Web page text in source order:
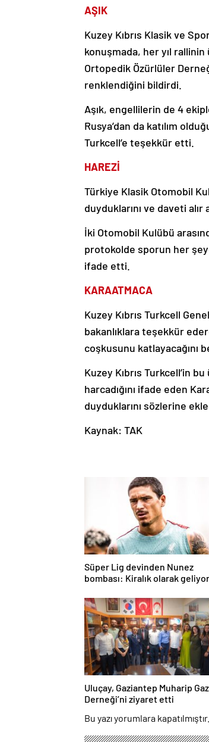
AŞIK
Kuzey Kıbrıs Klasik ve
konuşmada, her yıl
Ortopedik Özürlüler
renklendiğini bildirdi.
Aşık, engellilerin de 4
Rusya’dan da katılım
Turkcell’e teşekkür etti.
HAREZİ
Türkiye Klasik Otomobil
duyduklarını ve daveti
İki Otomobil Kulübü
protokolde sporun her
ifade etti.
KARAATMACA
Kuzey Kıbrıs Turkcell
bakanlıklara teşekkür
coşkusunu katlayacağını
Kuzey Kıbrıs Turkcell’in
harcadığını ifade eden
duyduklarını sözlerine
Kaynak: TAK
Süper Lig devinden Nunez
bombası: Kiralık olarak
Uluçay, Gaziantep Muharip
Derneği’ni ziyaret etti
Bu yazı yorumlara kapatılmıştır.